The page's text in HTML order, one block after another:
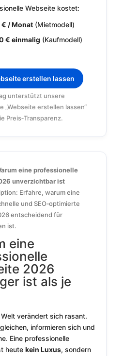
Webseite kostet:
/ Monat(Mietmodell)
€ einmalig (Kaufmodell)
erstellen lassen
unterstützt unsere
„Webseite erstellen lassen“
Preis‑Transparenz.
eine professionelle
unverzichtbar ist
Erfahre, warum eine
und SEO‑optimierte
entscheidend für
ist.
eine
2026
ist als je
verändert sich rasant.
informieren sich und
Eine professionelle
heute kein Luxus, sondern